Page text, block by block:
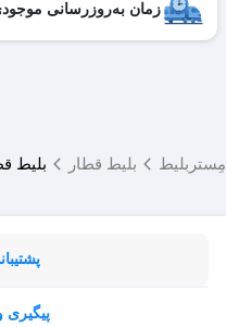
زمان به‌روزرسانی
مِستربلیط بلیط قطار بلیط
پشتیبانی 24
پیگیری